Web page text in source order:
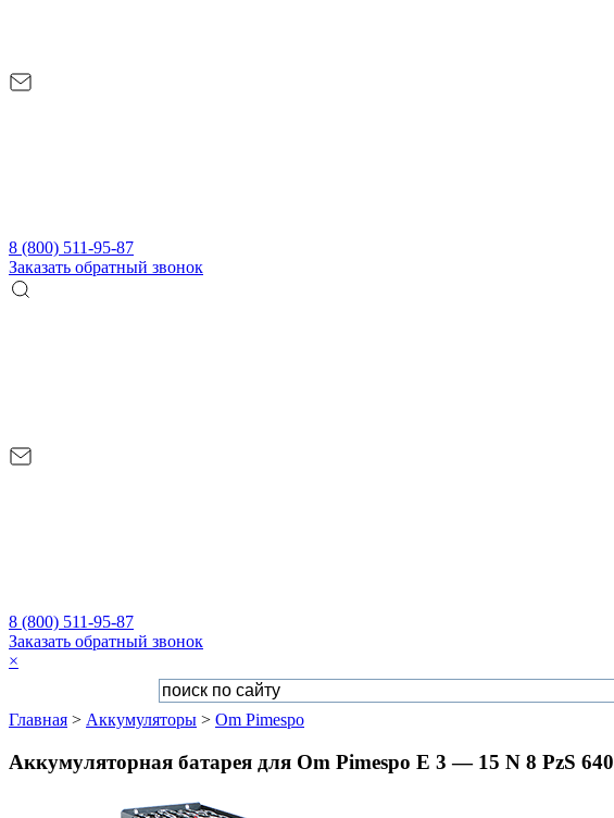
8 (800) 511-95-87
Заказать обратный звонок
8 (800) 511-95-87
Заказать обратный звонок
×
Главная > Аккумуляторы > Om Pimespo
Аккумуляторная батарея для Om Pimespo E 3 — 15 N 8 PzS 640